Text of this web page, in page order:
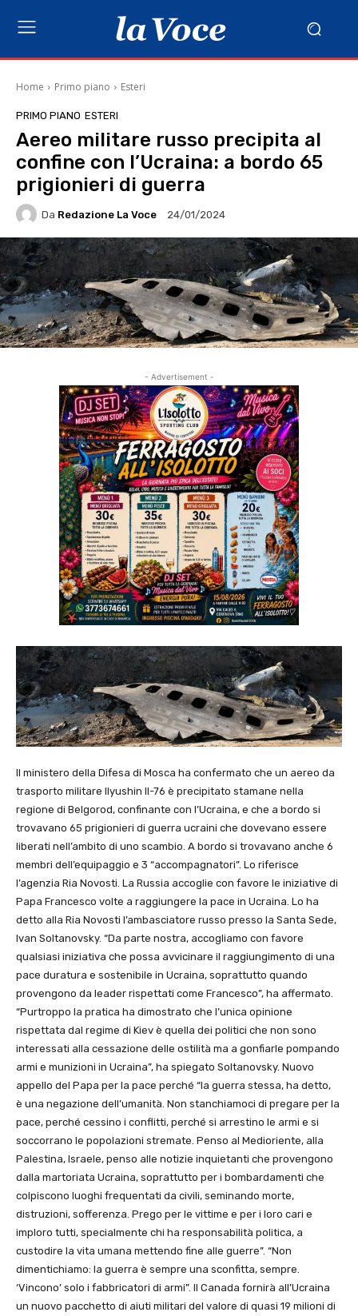
Home Primo piano Esteri
PRIMO PIANO ESTERI
Aereo militare russo precipita al
confine con l’Ucraina: a bordo 65
prigionieri di guerra
Da Redazione La Voce 24/01/2024
- Advertisement -
Il ministero della Difesa di Mosca ha confermato che un aereo da
trasporto militare Ilyushin Il-76 è precipitato stamane nella
regione di Belgorod, confinante con l’Ucraina, e che a bordo si
trovavano 65 prigionieri di guerra ucraini che dovevano essere
liberati nell’ambito di uno scambio. A bordo si trovavano anche 6
membri dell’equipaggio e 3 “accompagnatori”. Lo riferisce
l’agenzia Ria Novosti. La Russia accoglie con favore le iniziative di
Papa Francesco volte a raggiungere la pace in Ucraina. Lo ha
detto alla Ria Novosti l’ambasciatore russo presso la Santa Sede,
Ivan Soltanovsky. “Da parte nostra, accogliamo con favore
qualsiasi iniziativa che possa avvicinare il raggiungimento di una
pace duratura e sostenibile in Ucraina, soprattutto quando
provengono da leader rispettati come Francesco”, ha affermato.
“Purtroppo la pratica ha dimostrato che l’unica opinione
rispettata dal regime di Kiev è quella dei politici che non sono
interessati alla cessazione delle ostilità ma a gonfiarle pompando
armi e munizioni in Ucraina”, ha spiegato Soltanovsky. Nuovo
appello del Papa per la pace perché “la guerra stessa, ha detto,
è una negazione dell’umanità. Non stanchiamoci di pregare per la
pace, perché cessino i conflitti, perché si arrestino le armi e si
soccorrano le popolazioni stremate. Penso al Medioriente, alla
Palestina, Israele, penso alle notizie inquietanti che provengono
dalla martoriata Ucraina, soprattutto per i bombardamenti che
colpiscono luoghi frequentati da civili, seminando morte,
distruzioni, sofferenza. Prego per le vittime e per i loro cari e
imploro tutti, specialmente chi ha responsabilità politica, a
custodire la vita umana mettendo fine alle guerre”. “Non
dimentichiamo: la guerra è sempre una sconfitta, sempre.
‘Vincono’ solo i fabbricatori di armi”. Il Canada fornirà all’Ucraina
un nuovo pacchetto di aiuti militari del valore di quasi 19 milioni di